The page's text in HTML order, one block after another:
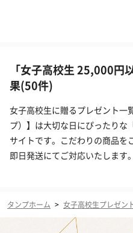
「女子高校生 25,000円
果(50件)
女子高校生に贈るプレゼント一
プ）】は大切な日にぴったりな
サイトです。こだわりの商品を
即日発送にてご対応いたします。
タンプホーム > 女子高校生プレゼン